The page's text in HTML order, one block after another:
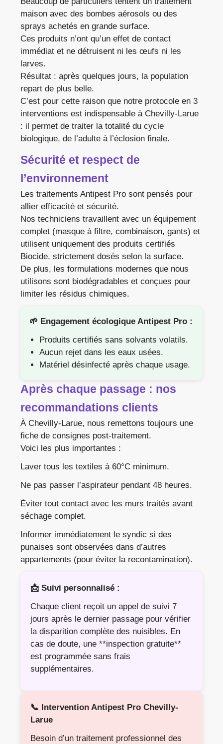
maison avec des bombes aérosols ou des
sprays achetés en grande surface.
Ces produits n’ont qu’un effet de contact
immédiat et ne détruisent ni les œufs ni les
larves.
Résultat : après quelques jours, la population
repart de plus belle.
C’est pour cette raison que notre protocole en 3
interventions est indispensable à Chevilly-Larue
: il permet de traiter la totalité du cycle
biologique, de l’adulte à l’éclosion finale.
Sécurité et respect de
l’environnement
Les traitements Antipest Pro sont pensés pour
allier efficacité et sécurité.
Nos techniciens travaillent avec un équipement
complet (masque à filtre, combinaison, gants) et
utilisent uniquement des produits certifiés
Biocide, strictement dosés selon la surface.
De plus, les formulations modernes que nous
utilisons sont biodégradables et conçues pour
limiter les résidus chimiques.
🌱 Engagement écologique Antipest Pro :
Produits certifiés sans solvants volatils.
Aucun rejet dans les eaux usées.
Matériel désinfecté après chaque usage.
Après chaque passage : nos
recommandations clients
À Chevilly-Larue, nous remettons toujours une
fiche de consignes post-traitement.
Voici les plus importantes :
Laver tous les textiles à 60°C minimum.
Ne pas passer l’aspirateur pendant 48 heures.
Éviter tout contact avec les murs traités avant
séchage complet.
Informer immédiatement le syndic si des
punaises sont observées dans d’autres
appartements (pour éviter la recontamination).
📩 Suivi personnalisé :
Chaque client reçoit un appel de suivi 7
jours après le dernier passage pour vérifier
la disparition complète des nuisibles. En
cas de doute, une **inspection gratuite**
est programmée sans frais
supplémentaires.
📞 Intervention Antipest Pro Chevilly-
Larue
Besoin d’un traitement professionnel des